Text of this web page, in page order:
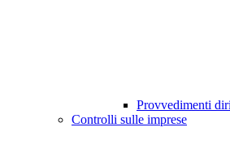
Provvedimenti
Controlli sulle imprese